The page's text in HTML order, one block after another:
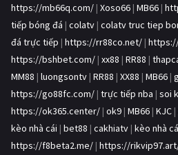
https://mb66q.com/ | Xoso66 | MB66 |
tiếp bóng đá | colatv | colatv truc tiep
đá trực tiếp | https://rr88co.net/ |
https://bshbet.com/ | xx88 | RR88 |
MM88 | luongsontv | RR88 | XX88 | MB66 |
https://go88fc.com/ | trực tiếp nba | soi
https://ok365.center/ | ok9 | MB66 | KJC |
kèo nhà cái | bet88 | cakhiatv | kèo nhà
https://f8beta2.me/ | https://